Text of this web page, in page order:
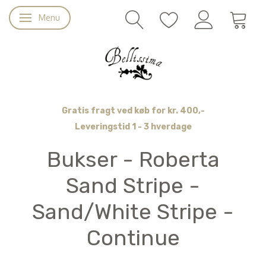
Skifte navigation
Menu
Gratis fragt ved køb for kr. 400,-
Leveringstid 1 - 3 hverdage
Bukser - Roberta
Sand Stripe -
Sand/White Stripe -
Continue